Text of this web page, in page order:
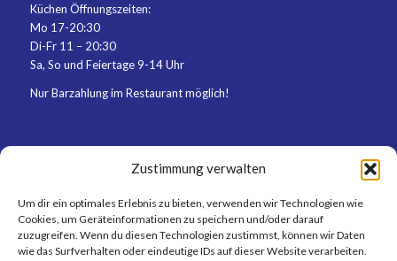
Zustimmung verwalten
Um dir ein optimales Erlebnis zu bieten, verwenden wir Technologien wie
Cookies, um Geräteinformationen zu speichern und/oder darauf
zuzugreifen. Wenn du diesen Technologien zustimmst, können wir Daten
wie das Surfverhalten oder eindeutige IDs auf dieser Website verarbeiten.
Küchen Öffnungszeiten:
Mo 17-20:30
Di-Fr 11 – 20:30
Sa, So und Feiertage 9-14 Uhr
Nur Barzahlung im Restaurant möglich!